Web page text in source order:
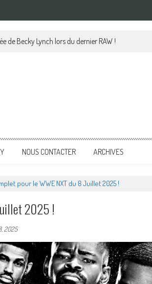
de Becky Lynch lors du dernier RAW !
NOUS CONTACTER ARCHIVES
pour le WWE NXT du 8 Juillet 2025 !
2025 !
2025